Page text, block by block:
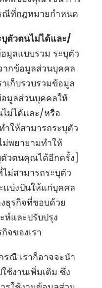
ณีที่กฎหมายกำหนด
บุตัวตนไม่ได้และ/
อมูลแบบรวม ระบุตัว
กข้อมูลส่วนบุคคล
เก็บรวบรวมข้อมูล
อมูลส่วนบุคคลให้
ม่ได้และ/หรือ
ให้สามารถระบุตัว
พยายามทำให้
วตนคุณได้อีกครั้ง]
ม่สามารถระบุตัว
บ่งปันให้แก่บุคคล
ธุรกิจที่ชอบด้วย
ห์และปรับปรุง
จของเรา
รณี เราก็อาจจะนำ
งานเพิ่มเติม ซึ่ง